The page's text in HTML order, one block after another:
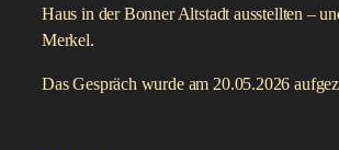
Haus in der Bonner Altstadt ausstellten –
Merkel.
Das Gespräch wurde am 20.05.2026